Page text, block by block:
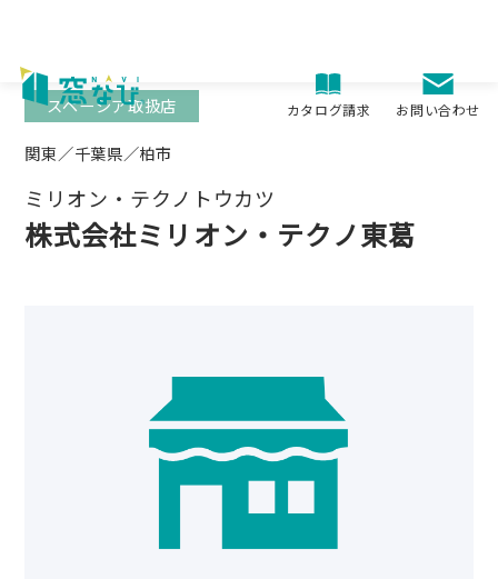
content
カタログ請求 お問い合わせ
関東／千葉県／柏市
ミリオン・テクノトウカツ
株式会社ミリオン・テクノ東葛
スペーシア取扱店